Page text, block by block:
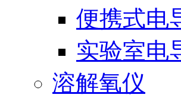
便携式电
实验室电
溶解氧仪